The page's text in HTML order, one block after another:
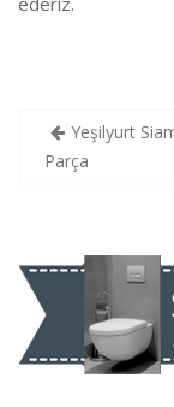
Yazı
gezinmesi
Yeşilyurt
Parça